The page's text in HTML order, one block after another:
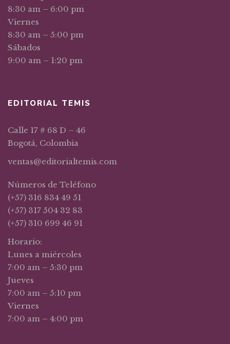
8:30 am – 6:00 pm
Viernes
8:30 am – 5:00 pm
Sábados
9:00 am – 1:20 pm
EDITORIAL TEMIS
Calle 17 # 68 D – 46
Bogotá, Colombia
ventas@editorialtemis.com
Números de Teléfono
(+57) 316 834 49 51
(+57) 317 504 32 83
(+57) 310 699 46 91
Horario:
Lunes a miércoles
7:00 am – 5:30 pm
Jueves
7:00 am – 5:10 pm
Viernes
7:00 am – 4:00 pm